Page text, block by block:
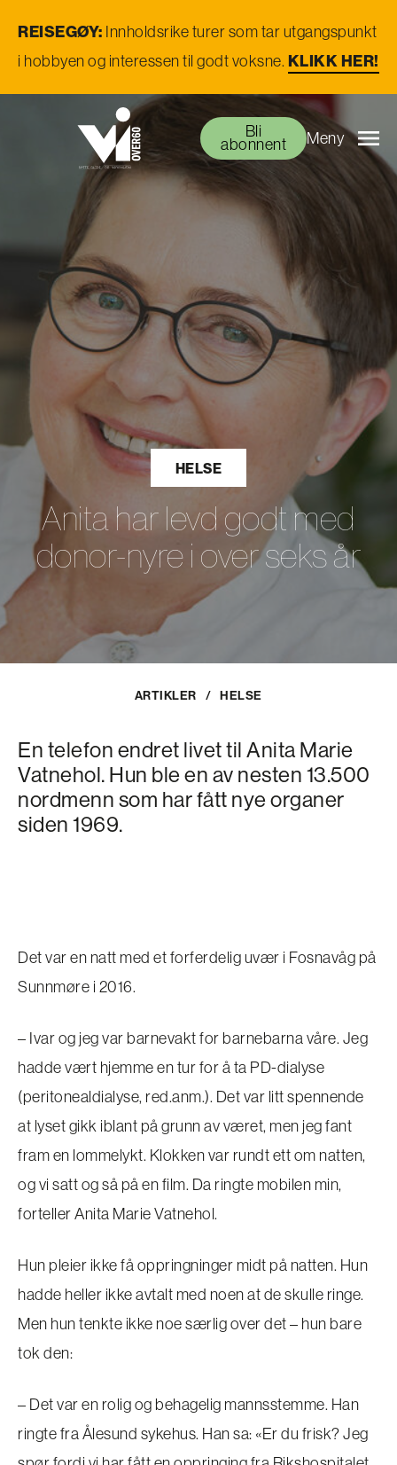
REISEGØY: Innholdsrike turer som tar utgangspunkt
i hobbyen og interessen til godt voksne. KLIKK HER!
Bli
abonnent Meny
HELSE
Anita har levd godt med
donor-nyre i over seks år
ARTIKLER / HELSE
En telefon endret livet til Anita Marie
Vatnehol. Hun ble en av nesten 13.500
nordmenn som har fått nye organer
siden 1969.
Det var en natt med et forferdelig uvær i Fosnavåg på
Sunnmøre i 2016.
– Ivar og jeg var barnevakt for barnebarna våre. Jeg
hadde vært hjemme en tur for å ta PD-dialyse
(peritonealdialyse, red.anm.). Det var litt spennende
at lyset gikk iblant på grunn av været, men jeg fant
fram en lommelykt. Klokken var rundt ett om natten,
og vi satt og så på en film. Da ringte mobilen min,
forteller Anita Marie Vatnehol.
Hun pleier ikke få oppringninger midt på natten. Hun
hadde heller ikke avtalt med noen at de skulle ringe.
Men hun tenkte ikke noe særlig over det – hun bare
tok den:
– Det var en rolig og behagelig mannsstemme. Han
ringte fra Ålesund sykehus. Han sa: «Er du frisk? Jeg